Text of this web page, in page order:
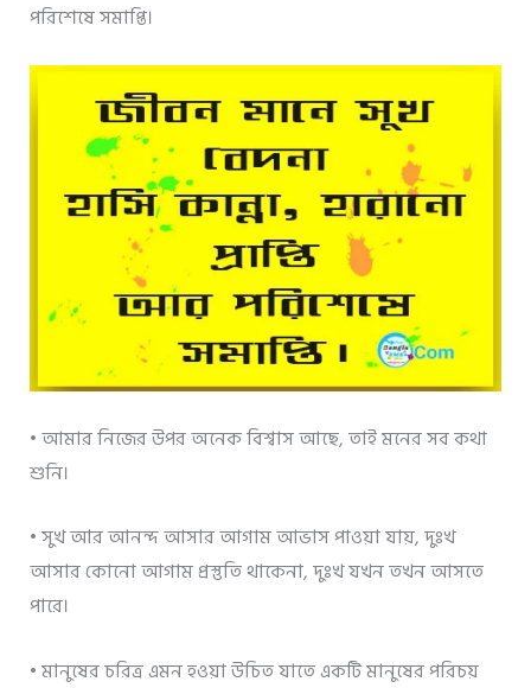
পরিশেষে সমাপ্তি।
• আমার নিজের উপর অনেক বিশ্বাস আছে, তাই মনের সব কথা
শুনি।
• সুখ আর আনন্দ আসার আগাম আভাস পাওয়া যায়, দুঃখ
আসার কোনো আগাম প্রস্তুতি থাকেনা, দুঃখ যখন তখন আসতে
পারে।
• মানুষের চরিত্র এমন হওয়া উচিত যাতে একটি মানুষের পরিচয়